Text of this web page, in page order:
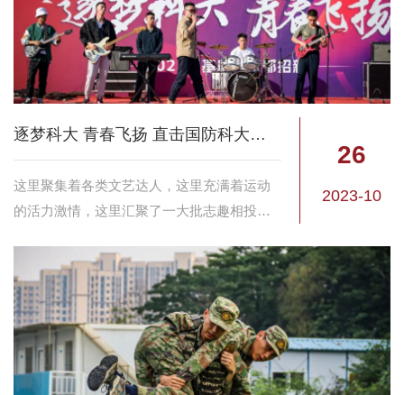
逐梦科大 青春飞扬 直击国防科大基层俱乐部招新现场
这里聚集着各类文艺达人，这里充满着运动
的活力激情，这里汇聚了一大批志趣相投的
大2023年基层俱乐部招新活动在长沙校区
一、三号院火热举办。秋色渐凉难...
26
2023-10